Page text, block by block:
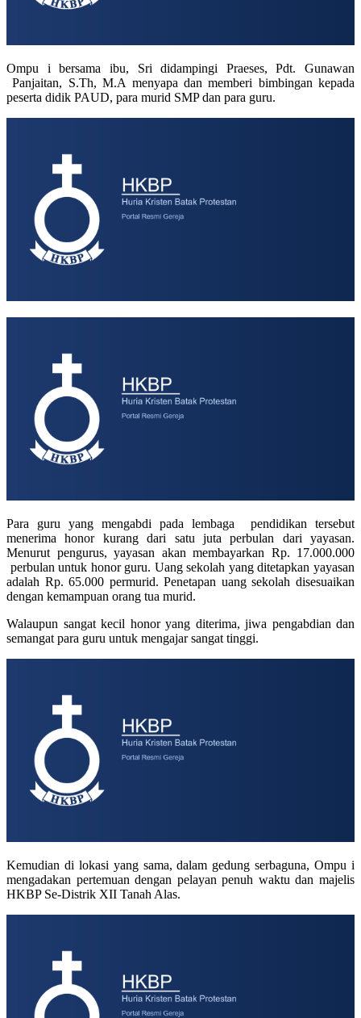
Ompu i bersama ibu, Sri didampingi Praeses, Pdt. Gunawan
Panjaitan, S.Th, M.A menyapa dan memberi bimbingan kepada
peserta didik PAUD, para murid SMP dan para guru.
Para guru yang mengabdi pada lembaga pendidikan tersebut
menerima honor kurang dari satu juta perbulan dari yayasan.
Menurut pengurus, yayasan akan membayarkan Rp. 17.000.000
perbulan untuk honor guru. Uang sekolah yang ditetapkan yayasan
adalah Rp. 65.000 permurid. Penetapan uang sekolah disesuaikan
dengan kemampuan orang tua murid.
Walaupun sangat kecil honor yang diterima, jiwa pengabdian dan
semangat para guru untuk mengajar sangat tinggi.
Kemudian di lokasi yang sama, dalam gedung serbaguna, Ompu i
mengadakan pertemuan dengan pelayan penuh waktu dan majelis
HKBP Se-Distrik XII Tanah Alas.